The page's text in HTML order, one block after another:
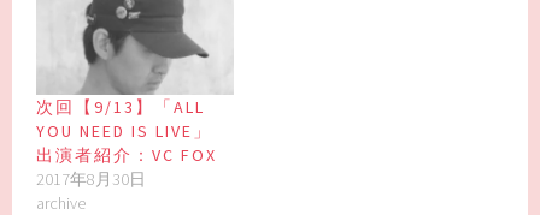
次回【9/13】「ALL
YOU NEED IS LIVE」
出演者紹介：VC FOX
2017年8月30日
archive